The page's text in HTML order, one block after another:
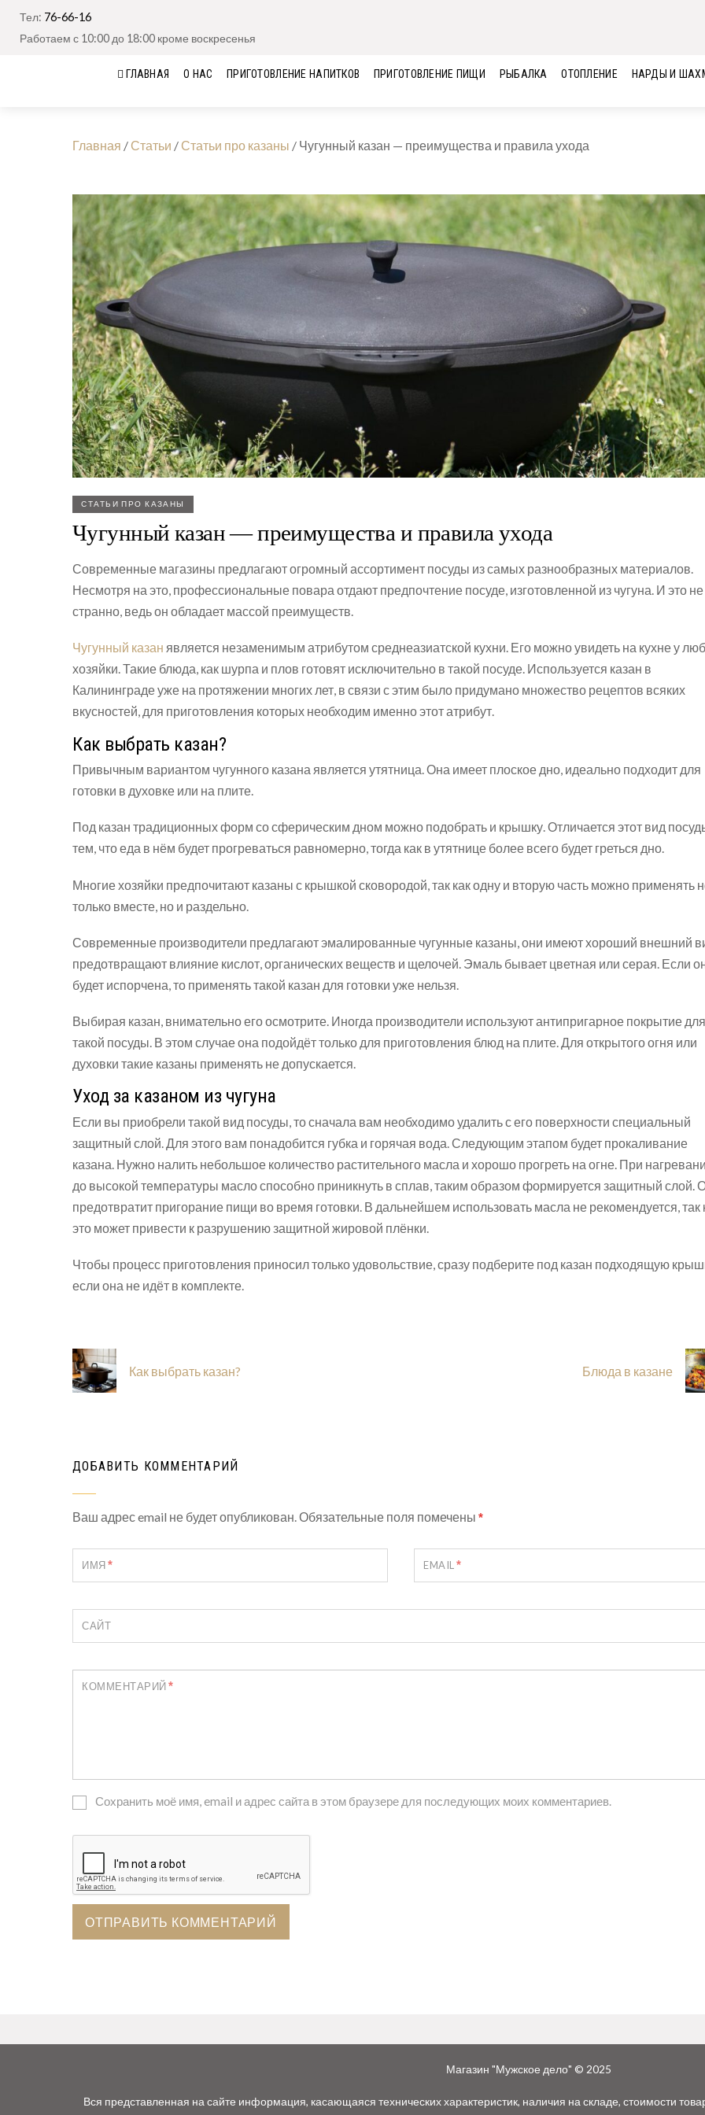
Тел: 76-66-16
Работаем с 10:00 до 18:00 кроме воскресенья
ГЛАВНАЯ О НАС ПРИГОТОВЛЕНИЕ НАПИТКОВ ПРИГОТОВЛЕНИЕ ПИЩИ РЫБАЛКА ОТОПЛЕНИЕ НАРДЫ И
Главная / Статьи / Статьи про казаны / Чугунный казан — преимущества и правила ухода
СТАТЬИ ПРО КАЗАНЫ
Чугунный казан — преимущества и правила ухода
Современные магазины предлагают огромный ассортимент посуды из самых разнообразных материалов.
Несмотря на это, профессиональные повара отдают предпочтение посуде, изготовленной из чугуна. И это не
странно, ведь он обладает массой преимуществ.
Чугунный казан является незаменимым атрибутом среднеазиатской кухни. Его можно увидеть на кухне у
хозяйки. Такие блюда, как шурпа и плов готовят исключительно в такой посуде. Используется казан в
Калининграде уже на протяжении многих лет, в связи с этим было придумано множество рецептов всяких
вкусностей, для приготовления которых необходим именно этот атрибут.
Как выбрать казан?
Привычным вариантом чугунного казана является утятница. Она имеет плоское дно, идеально подходит для
готовки в духовке или на плите.
Под казан традиционных форм со сферическим дном можно подобрать и крышку. Отличается этот вид
тем, что еда в нём будет прогреваться равномерно, тогда как в утятнице более всего будет греться дно.
Многие хозяйки предпочитают казаны с крышкой сковородой, так как одну и вторую часть можно применять
только вместе, но и раздельно.
Современные производители предлагают эмалированные чугунные казаны, они имеют хороший внешний
предотвращают влияние кислот, органических веществ и щелочей. Эмаль бывает цветная или серая. Если
будет испорчена, то применять такой казан для готовки уже нельзя.
Выбирая казан, внимательно его осмотрите. Иногда производители используют антипригарное покрытие для
такой посуды. В этом случае она подойдёт только для приготовления блюд на плите. Для открытого огня или
духовки такие казаны применять не допускается.
Уход за казаном из чугуна
Если вы приобрели такой вид посуды, то сначала вам необходимо удалить с его поверхности специальный
защитный слой. Для этого вам понадобится губка и горячая вода. Следующим этапом будет прокаливание
казана. Нужно налить небольшое количество растительного масла и хорошо прогреть на огне. При
до высокой температуры масло способно приникнуть в сплав, таким образом формируется защитный слой.
предотвратит пригорание пищи во время готовки. В дальнейшем использовать масла не рекомендуется, так
это может привести к разрушению защитной жировой плёнки.
Чтобы процесс приготовления приносил только удовольствие, сразу подберите под казан подходящую
если она не идёт в комплекте.
Как выбрать казан? Блюда в казане
ДОБАВИТЬ КОММЕНТАРИЙ
Ваш адрес email не будет опубликован.Обязательные поля помечены *
ИМЯ* EMAIL*
САЙТ
КОММЕНТАРИЙ*
Сохранить моё имя, email и адрес сайта в этом браузере для последующих моих комментариев.
Магазин "Мужское дело" © 2025
Вся представленная на сайте информация, касающаяся технических характеристик, наличия на складе, стоимости